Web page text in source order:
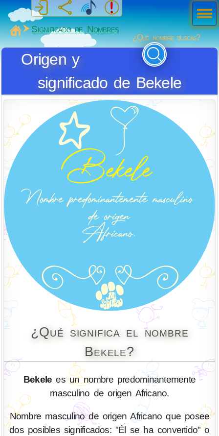
MiSabueso
Significado de Nombres
¿Qué nombre buscas?
Origen y
significado de Bekele
¿Qué significa el nombre
Bekele?
Bekele es un nombre predominantemente
masculino de origen Africano.
Nombre masculino de origen Africano que posee
dos posibles significados: "Él se ha convertido" o
Men
ú